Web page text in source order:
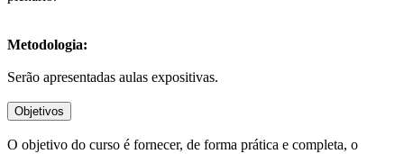
Metodologia:
Serão apresentadas aulas expositivas.
Objetivos
O objetivo do curso é fornecer, de forma prática e completa, o